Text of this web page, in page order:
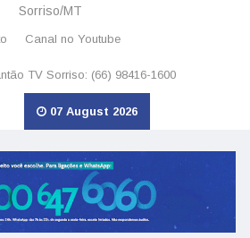
Sorriso/MT
Canal no Youtube
TV Sorriso: (66) 98416-1600
07 August 2026